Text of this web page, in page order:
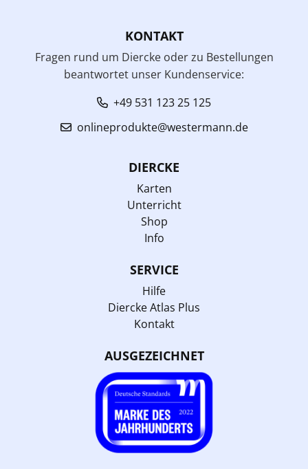
KONTAKT
Fragen rund um Diercke oder zu Bestellungen
beantwortet unser Kundenservice:
+49 531 123 25 125
onlineprodukte@westermann.de
DIERCKE
Karten
Unterricht
Shop
Info
SERVICE
Hilfe
Diercke Atlas Plus
Kontakt
AUSGEZEICHNET